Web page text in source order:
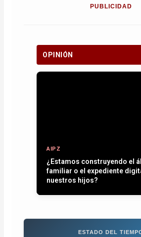
PUBLICIDAD
OPINIÓN
AIPZ
¿Estamos construyendo el
familiar o el expediente
nuestros hijos?
ESTADO DEL